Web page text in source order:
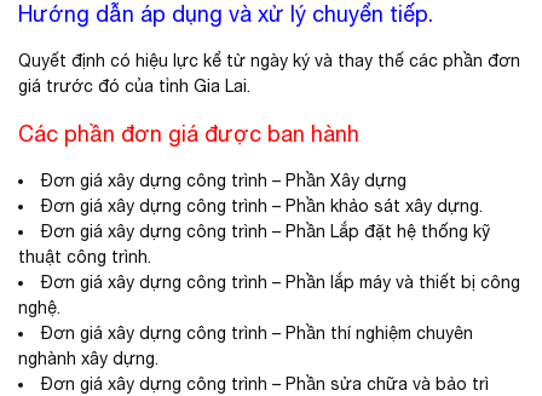
Hướng dẫn áp dụng và xử lý chuyển tiếp.
Quyết định có hiệu lực kể từ ngày ký và thay thế các phần đơn
giá trước đó của tỉnh Gia Lai.
Các phần đơn giá được ban hành
Đơn giá xây dựng công trình – Phần Xây dựng
Đơn giá xây dựng công trình – Phần khảo sát xây dựng.
Đơn giá xây dựng công trình – Phần Lắp đặt hệ thống kỹ
thuật công trình.
Đơn giá xây dựng công trình – Phần lắp máy và thiết bị công
nghệ.
Đơn giá xây dựng công trình – Phần thí nghiệm chuyên
nghành xây dựng.
Đơn giá xây dựng công trình – Phần sửa chữa và bảo trì